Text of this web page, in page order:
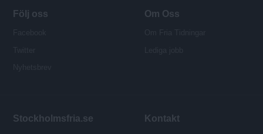
Följ oss Om Oss
Stockholmsfria.se Kontakt